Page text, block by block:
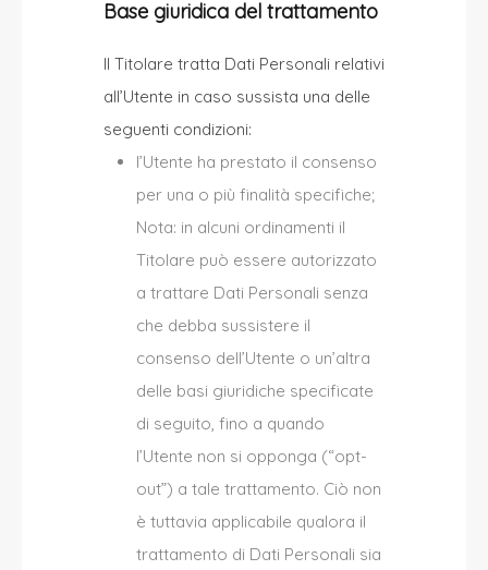
Base giuridica del trattamento
Il Titolare tratta Dati Personali relativi
all’Utente in caso sussista una delle
seguenti condizioni:
l’Utente ha prestato il consenso
per una o più finalità specifiche;
Nota: in alcuni ordinamenti il
Titolare può essere autorizzato
a trattare Dati Personali senza
che debba sussistere il
consenso dell’Utente o un’altra
delle basi giuridiche specificate
di seguito, fino a quando
l’Utente non si opponga (“opt-
out”) a tale trattamento. Ciò non
è tuttavia applicabile qualora il
trattamento di Dati Personali sia